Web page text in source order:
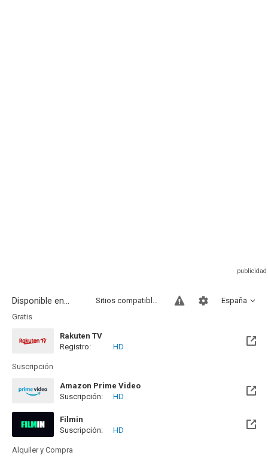
Disponible en... España
Sitios compatibles
Gratis
Rakuten TV
Registro:
HD
Suscripción
Amazon Prime Video
Suscripción:
HD
Filmin
Disponible hasta el Mié, 31 Dic 2031 (Quedan 5 años)
Suscripción: HD
Alquiler y Compra